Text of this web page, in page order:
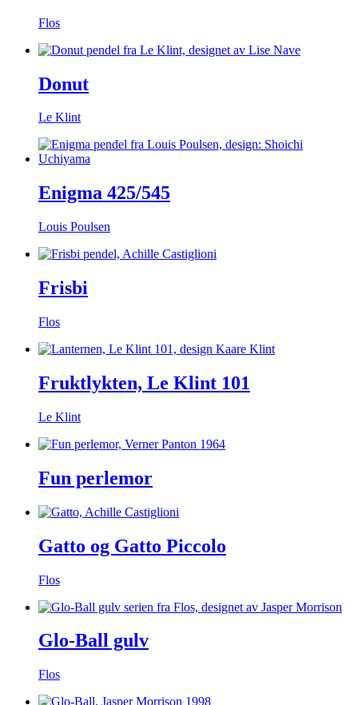
Flos
Donut
Le Klint
Enigma 425/545
Louis Poulsen
Frisbi
Flos
Fruktlykten, Le Klint 101
Le Klint
Fun perlemor
Gatto og Gatto Piccolo
Flos
Glo-Ball gulv
Flos